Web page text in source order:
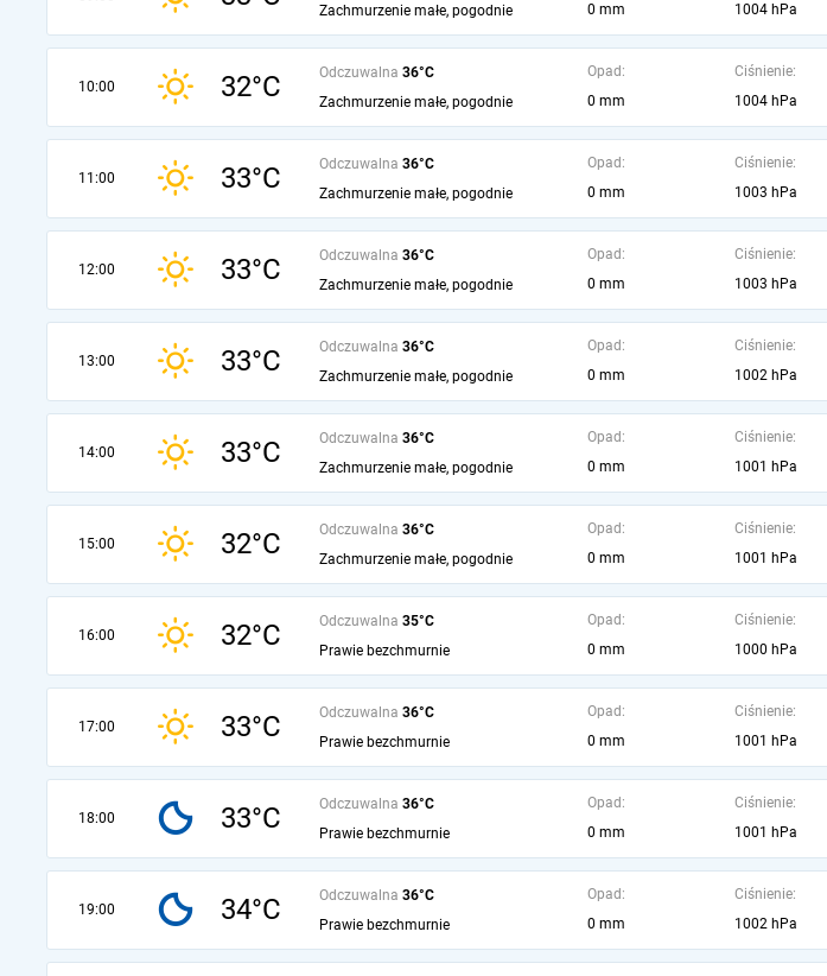
Zachmurzenie małe, pogodnie
0 mm
1004 hPa
10:00 32°C Odczuwalna 36°C
Zachmurzenie małe, pogodnie
Opad:
0 mm
Ciśnienie:
1004 hPa
11:00 33°C Odczuwalna 36°C
Zachmurzenie małe, pogodnie
Opad:
0 mm
Ciśnienie:
1003 hPa
12:00 33°C Odczuwalna 36°C
Zachmurzenie małe, pogodnie
Opad:
0 mm
Ciśnienie:
1003 hPa
13:00 33°C Odczuwalna 36°C
Zachmurzenie małe, pogodnie
Opad:
0 mm
Ciśnienie:
1002 hPa
14:00 33°C Odczuwalna 36°C
Zachmurzenie małe, pogodnie
Opad:
0 mm
Ciśnienie:
1001 hPa
15:00 32°C Odczuwalna 36°C
Zachmurzenie małe, pogodnie
Opad:
0 mm
Ciśnienie:
1001 hPa
16:00 32°C Odczuwalna 35°C
Prawie bezchmurnie
Opad:
0 mm
Ciśnienie:
1000 hPa
17:00 33°C Odczuwalna 36°C
Prawie bezchmurnie
Opad:
0 mm
Ciśnienie:
1001 hPa
18:00 33°C Odczuwalna 36°C
Prawie bezchmurnie
Opad:
0 mm
Ciśnienie:
1001 hPa
19:00 34°C Odczuwalna 36°C
Prawie bezchmurnie
Opad:
0 mm
Ciśnienie:
1002 hPa